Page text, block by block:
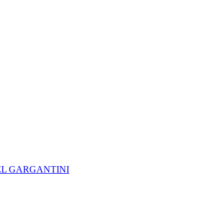
GARGANTINI